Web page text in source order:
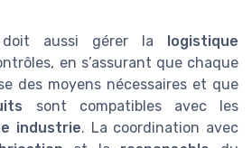
aussi gérer la logistique
en s’assurant que chaque
des moyens nécessaires et que
sont compatibles avec les
industrie. La coordination avec